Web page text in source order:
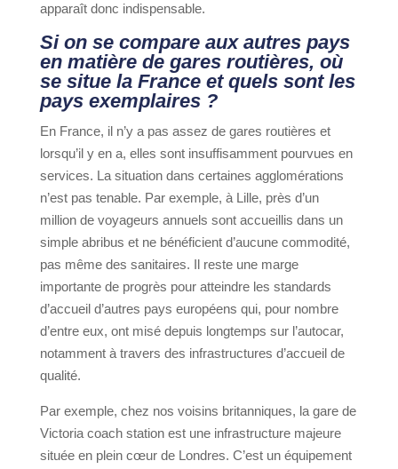
apparaît donc indispensable.
Si on se compare aux autres pays
en matière de gares routières, où
se situe la France et quels sont les
pays exemplaires ?
En France, il n’y a pas assez de gares routières et
lorsqu’il y en a, elles sont insuffisamment pourvues en
services. La situation dans certaines agglomérations
n’est pas tenable. Par exemple, à Lille, près d’un
million de voyageurs annuels sont accueillis dans un
simple abribus et ne bénéficient d’aucune commodité,
pas même des sanitaires. Il reste une marge
importante de progrès pour atteindre les standards
d’accueil d’autres pays européens qui, pour nombre
d’entre eux, ont misé depuis longtemps sur l’autocar,
notamment à travers des infrastructures d’accueil de
qualité.
Par exemple, chez nos voisins britanniques, la gare de
Victoria coach station est une infrastructure majeure
située en plein cœur de Londres. C’est un équipement